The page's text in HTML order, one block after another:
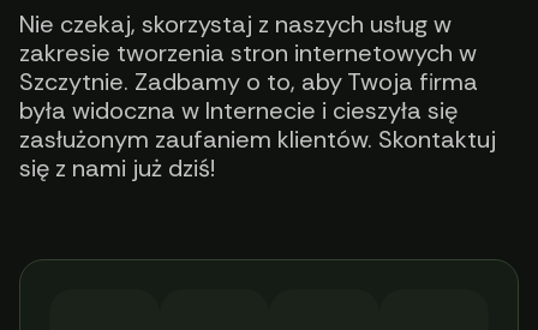
Nie czekaj, skorzystaj z naszych usług w
zakresie tworzenia stron internetowych w
Szczytnie. Zadbamy o to, aby Twoja firma
była widoczna w Internecie i cieszyła się
zasłużonym zaufaniem klientów. Skontaktuj
się z nami już dziś!